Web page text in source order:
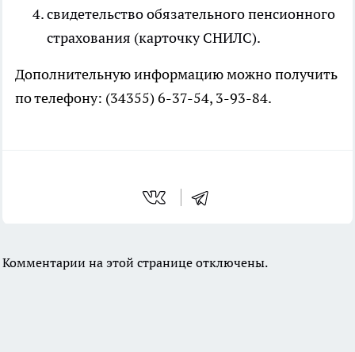
свидетельство обязательного пенсионного
страхования (карточку СНИЛС).
Дополнительную информацию можно получить
по телефону: (34355) 6-37-54, 3-93-84.
Комментарии на этой странице отключены.